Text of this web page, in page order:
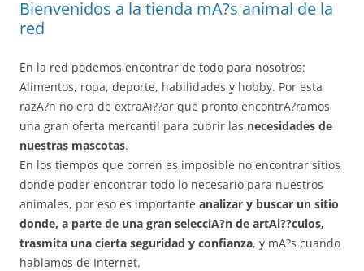
Bienvenidos a la tienda mA?s animal de la
red
En la red podemos encontrar de todo para nosotros:
Alimentos, ropa, deporte, habilidades y hobby. Por esta
razA?n no era de extraAi??ar que pronto encontrA?ramos
una gran oferta mercantil para cubrir las necesidades de
nuestras mascotas.
En los tiempos que corren es imposible no encontrar sitios
donde poder encontrar todo lo necesario para nuestros
animales, por eso es importante analizar y buscar un sitio
donde, a parte de una gran selecciA?n de artAi??culos,
trasmita una cierta seguridad y confianza, y mA?s cuando
hablamos de Internet.